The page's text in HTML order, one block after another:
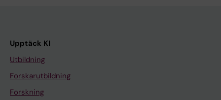
Upptäck KI
Utbildning
Forskarutbildning
Forskning